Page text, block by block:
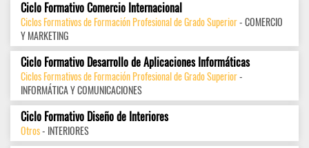
Ciclo Formativo Comercio Internacional
Ciclos Formativos de Formación Profesional de Grado Superior- COMERCIO
Y MARKETING
Ciclo Formativo Desarrollo de Aplicaciones Informáticas
Ciclos Formativos de Formación Profesional de Grado Superior-
INFORMÁTICA Y COMUNICACIONES
Ciclo Formativo Diseño de Interiores
Otros- INTERIORES